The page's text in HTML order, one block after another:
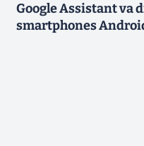
Google Assistant va
smartphones